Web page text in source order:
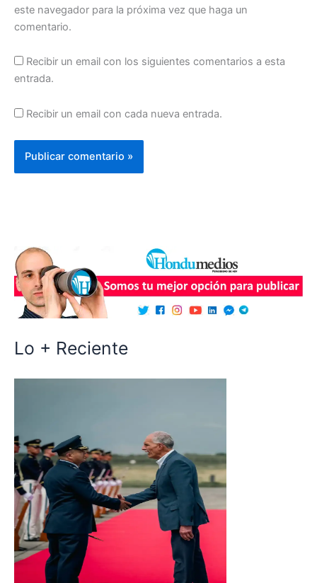
este navegador para la próxima vez que haga un
comentario.
Recibir un email con los siguientes comentarios a esta
entrada.
Recibir un email con cada nueva entrada.
Lo + Reciente